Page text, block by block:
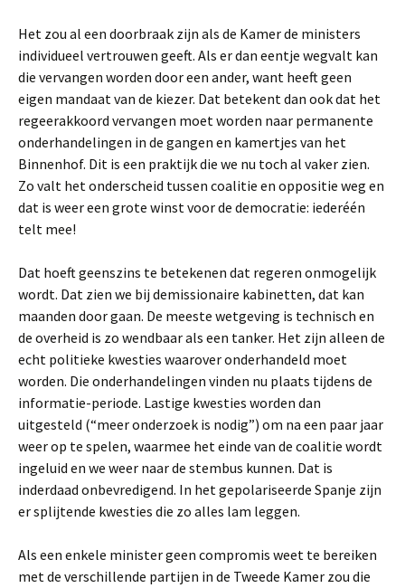
Het zou al een doorbraak zijn als de Kamer de ministers
individueel vertrouwen geeft. Als er dan eentje wegvalt kan
die vervangen worden door een ander, want heeft geen
eigen mandaat van de kiezer. Dat betekent dan ook dat het
regeerakkoord vervangen moet worden naar permanente
onderhandelingen in de gangen en kamertjes van het
Binnenhof. Dit is een praktijk die we nu toch al vaker zien.
Zo valt het onderscheid tussen coalitie en oppositie weg en
dat is weer een grote winst voor de democratie: iederéén
telt mee!
Dat hoeft geenszins te betekenen dat regeren onmogelijk
wordt. Dat zien we bij demissionaire kabinetten, dat kan
maanden door gaan. De meeste wetgeving is technisch en
de overheid is zo wendbaar als een tanker. Het zijn alleen de
echt politieke kwesties waarover onderhandeld moet
worden. Die onderhandelingen vinden nu plaats tijdens de
informatie-periode. Lastige kwesties worden dan
uitgesteld (“meer onderzoek is nodig”) om na een paar jaar
weer op te spelen, waarmee het einde van de coalitie wordt
ingeluid en we weer naar de stembus kunnen. Dat is
inderdaad onbevredigend. In het gepolariseerde Spanje zijn
er splijtende kwesties die zo alles lam leggen.
Als een enkele minister geen compromis weet te bereiken
met de verschillende partijen in de Tweede Kamer zou die